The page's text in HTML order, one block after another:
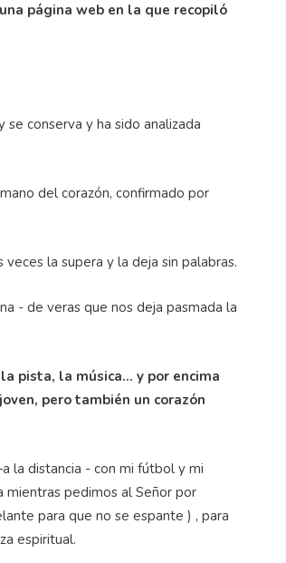
página web en la que recopiló
se conserva y ha sido analizada
del corazón, confirmado por
la supera y la deja sin palabras.
- de veras que nos deja pasmada la
pista, la música… y por encima
pero también un corazón
la distancia - con mi fútbol y mi
mientras pedimos al Señor por
para que no se espante ) , para
espiritual.